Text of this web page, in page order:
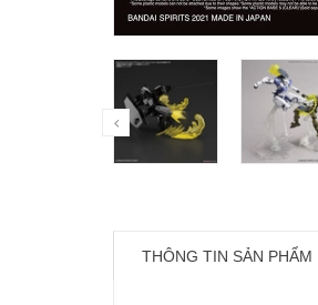
THÔNG TIN SẢN PHẨM